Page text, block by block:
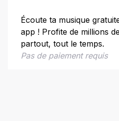
Écoute ta musique
app ! Profite de millions
partout, tout le temps.
Pas de paiement requis